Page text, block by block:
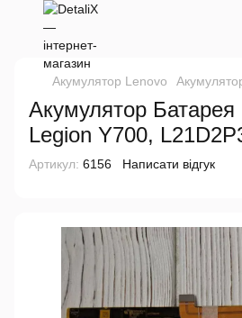
Акумулятор Lenovo
Акумулятор Батарея
Legion Y700,
Артикул: 6156 Написати відгук